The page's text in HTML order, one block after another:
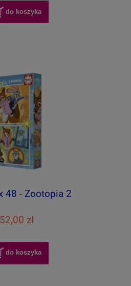
do koszyka
48 - Zootopia 2
52,00 zł
do koszyka